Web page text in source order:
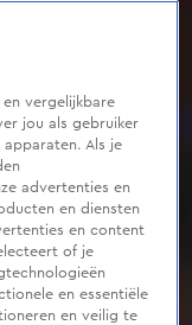
vergelijkbare
jou als gebruiker
Als je
advertenties en
en diensten
en content
of je
en essentiële
en veilig te